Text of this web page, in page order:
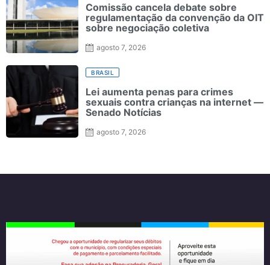
Comissão cancela debate sobre
regulamentação da convenção da OIT
sobre negociação coletiva
agosto 7, 2026
BRASIL
Lei aumenta penas para crimes
sexuais contra crianças na internet —
Senado Notícias
agosto 7, 2026